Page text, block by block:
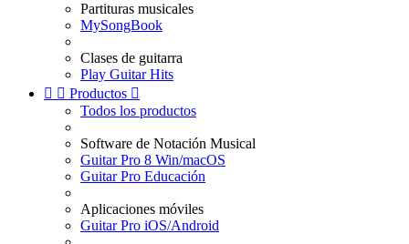
Partituras musicales
MySongBook
Clases de guitarra
Play Guitar Hits
  Productos 
Todos los productos
Software de Notación Musical
Guitar Pro 8 Win/macOS
Guitar Pro Educación
Aplicaciones móviles
Guitar Pro iOS/Android